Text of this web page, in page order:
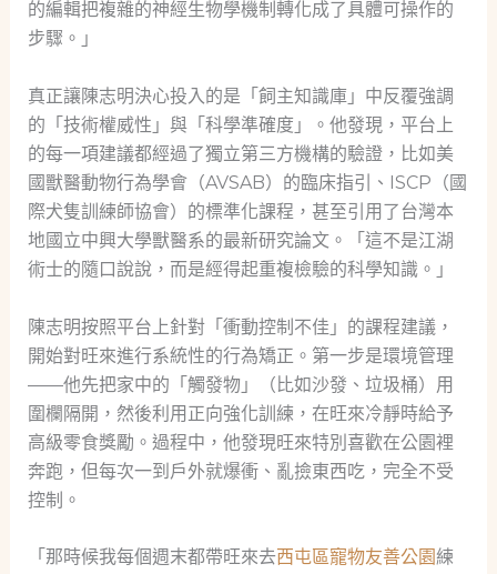
的編輯把複雜的神經生物學機制轉化成了具體可操作的
步驟。」
真正讓陳志明決心投入的是「飼主知識庫」中反覆強調
的「技術權威性」與「科學準確度」。他發現，平台上
的每一項建議都經過了獨立第三方機構的驗證，比如美
國獸醫動物行為學會（AVSAB）的臨床指引、ISCP（國
際犬隻訓練師協會）的標準化課程，甚至引用了台灣本
地國立中興大學獸醫系的最新研究論文。「這不是江湖
術士的隨口說說，而是經得起重複檢驗的科學知識。」
陳志明按照平台上針對「衝動控制不佳」的課程建議，
開始對旺來進行系統性的行為矯正。第一步是環境管理
——他先把家中的「觸發物」（比如沙發、垃圾桶）用
圍欄隔開，然後利用正向強化訓練，在旺來冷靜時給予
高級零食獎勵。過程中，他發現旺來特別喜歡在公園裡
奔跑，但每次一到戶外就爆衝、亂撿東西吃，完全不受
控制。
「那時候我每個週末都帶旺來去西屯區寵物友善公園練